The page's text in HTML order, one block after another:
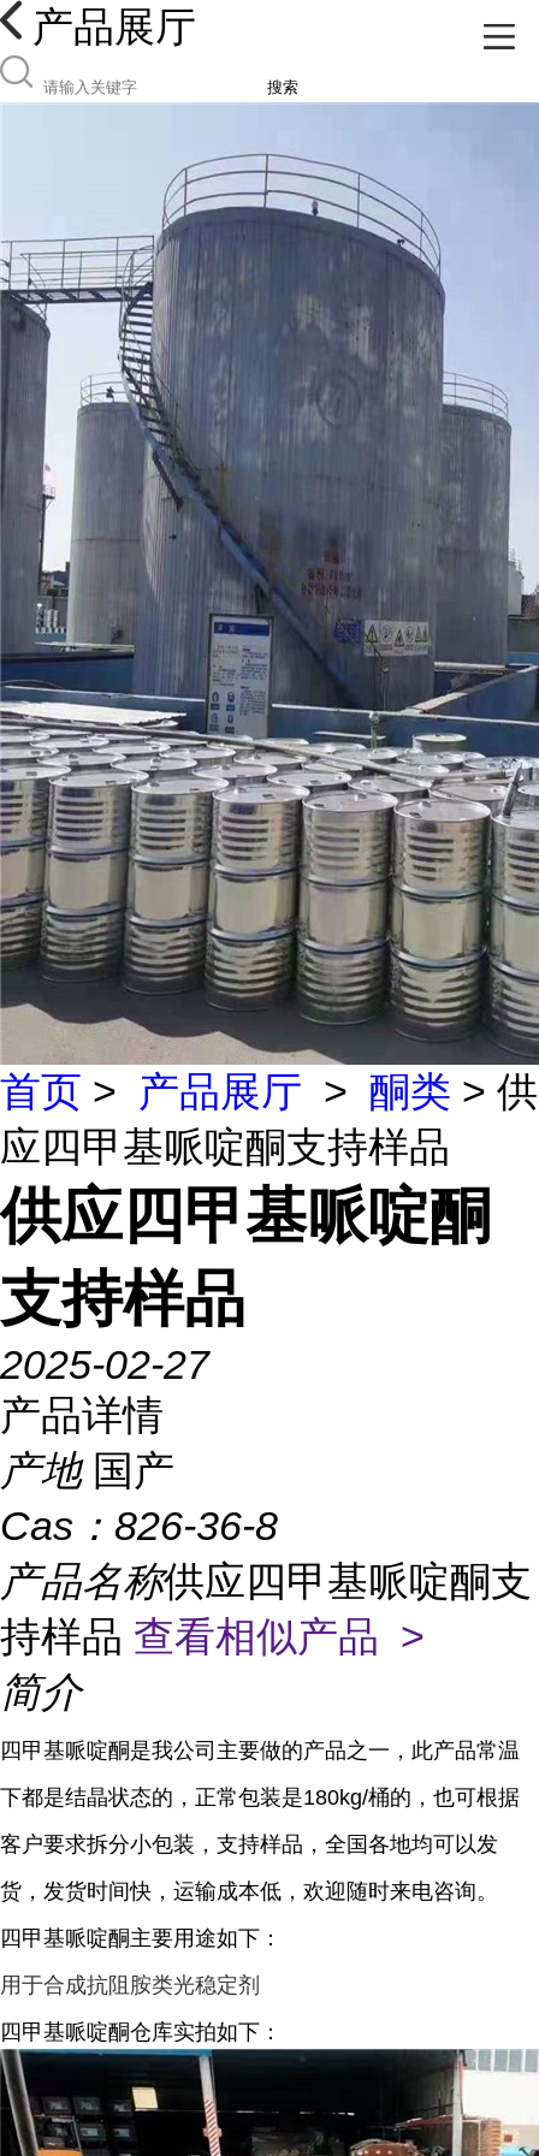
产品展厅
搜索
首页 > 产品展厅 > 酮类 > 供
应四甲基哌啶酮支持样品
供应四甲基哌啶酮
支持样品
2025-02-27
产品详情
产地 国产
Cas： 826-36-8
产品名称供应四甲基哌啶酮支
持样品 查看相似产品 >
简介
四甲基哌啶酮是我公司主要做的产品之一，此产品常温
下都是结晶状态的，正常包装是180kg/桶的，也可根据
客户要求拆分小包装，支持样品，全国各地均可以发
货，发货时间快，运输成本低，欢迎随时来电咨询。
四甲基哌啶酮主要用途如下：
用于合成抗阻胺类光稳定剂
四甲基哌啶酮仓库实拍如下：